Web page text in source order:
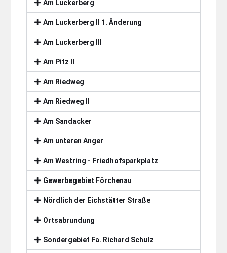
Am Luckerberg
Am Luckerberg II 1. Änderung
Am Luckerberg III
Am Pitz II
Am Riedweg
Am Riedweg II
Am Sandacker
Am unteren Anger
Am Westring - Friedhofsparkplatz
Gewerbegebiet Förchenau
Nördlich der Eichstätter Straße
Ortsabrundung
Sondergebiet Fa. Richard Schulz